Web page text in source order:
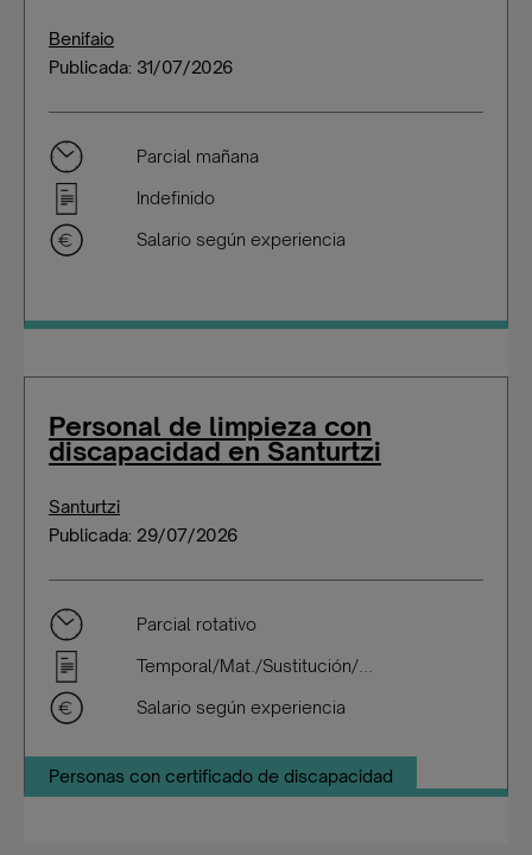
Benifaio
Publicada: 31/07/2026
Parcial mañana
Indefinido
Salario según experiencia
Personal de limpieza con
discapacidad en Santurtzi
Santurtzi
Publicada: 29/07/2026
Parcial rotativo
Temporal/Mat./Sustitución/...
Salario según experiencia
Personas con certificado de discapacidad